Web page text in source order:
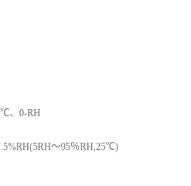
、0-RH
～95％RH,25℃)